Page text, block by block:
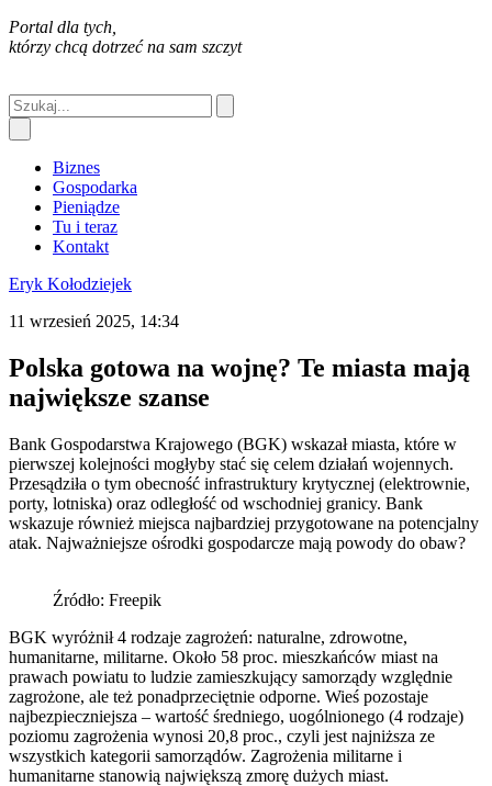
Portal dla tych,
którzy chcą dotrzeć na sam szczyt
Biznes
Gospodarka
Pieniądze
Tu i teraz
Kontakt
Eryk Kołodziejek
11 wrzesień 2025, 14:34
Polska gotowa na wojnę? Te miasta mają
największe szanse
Bank Gospodarstwa Krajowego (BGK) wskazał miasta, które w
pierwszej kolejności mogłyby stać się celem działań wojennych.
Przesądziła o tym obecność infrastruktury krytycznej (elektrownie,
porty, lotniska) oraz odległość od wschodniej granicy. Bank
wskazuje również miejsca najbardziej przygotowane na potencjalny
atak. Najważniejsze ośrodki gospodarcze mają powody do obaw?
Źródło: Freepik
BGK wyróżnił 4 rodzaje zagrożeń: naturalne, zdrowotne,
humanitarne, militarne. Około 58 proc. mieszkańców miast na
prawach powiatu to ludzie zamieszkujący samorządy względnie
zagrożone, ale też ponadprzeciętnie odporne. Wieś pozostaje
najbezpieczniejsza – wartość średniego, uogólnionego (4 rodzaje)
poziomu zagrożenia wynosi 20,8 proc., czyli jest najniższa ze
wszystkich kategorii samorządów. Zagrożenia militarne i
humanitarne stanowią największą zmorę dużych miast.